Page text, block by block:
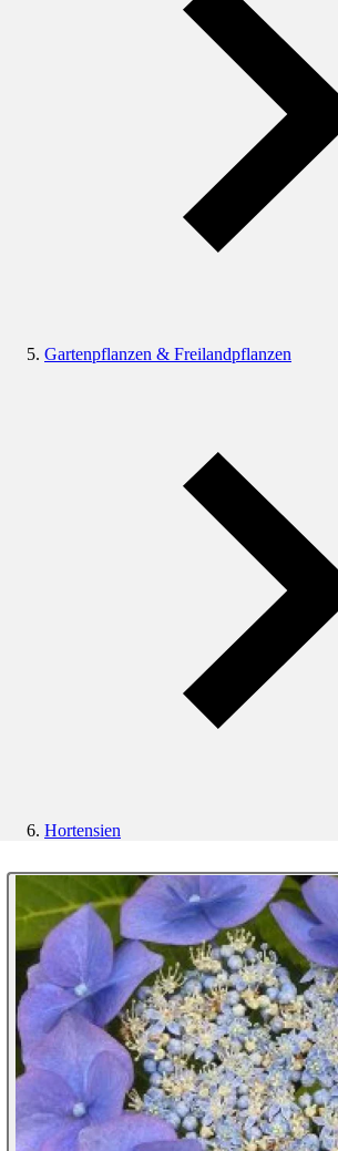
Gartenpflanzen & Freilandpflanzen
Hortensien